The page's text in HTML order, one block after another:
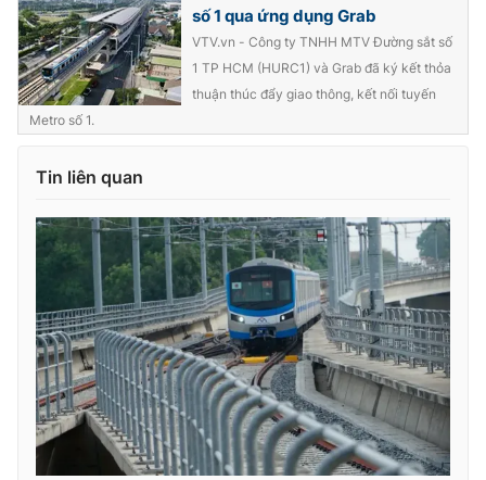
số 1 qua ứng dụng Grab
VTV.vn - Công ty TNHH MTV Đường sắt số
1 TP HCM (HURC1) và Grab đã ký kết thỏa
thuận thúc đẩy giao thông, kết nối tuyến
Metro số 1.
Tin liên quan